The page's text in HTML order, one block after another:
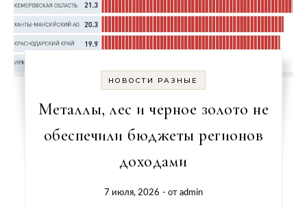
НОВОСТИ РАЗНЫЕ
Металлы, лес и черное золото не
обеспечили бюджеты регионов
доходами
7 июля, 2026 - от admin